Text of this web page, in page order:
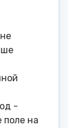
-
поле на